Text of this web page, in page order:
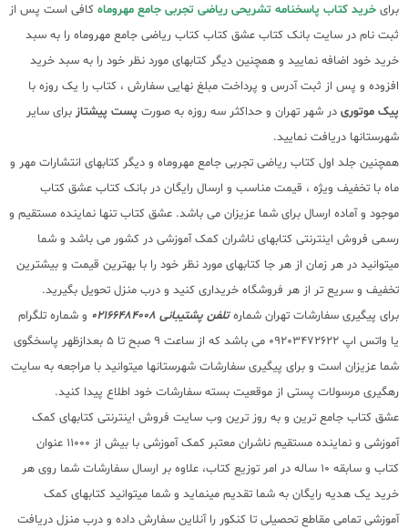
برای خرید کتاب پاسخنامه تشریحی ریاضی تجربی جامع مهروماه کافی است پس از
ثبت نام در سایت بانک کتاب عشق کتاب کتاب ریاضی جامع مهروماه را به سبد
خرید خود اضافه نمایید و همچنین دیگر کتابهای مورد نظر خود را به سبد خرید
افزوده و پس از ثبت آدرس و پرداخت مبلغ نهایی سفارش ، کتاب را یک روزه با
پیک موتوری در شهر تهران و حداکثر سه روزه به صورت پست پیشتاز برای سایر
شهرستانها دریافت نمایید.
همچنین جلد اول کتاب ریاضی تجربی جامع مهروماه و دیگر کتابهای انتشارات مهر و
ماه با تخفیف ویژه ، قیمت مناسب و ارسال رایگان در بانک کتاب عشق کتاب
موجود و آماده ارسال برای شما عزیزان می باشد. عشق کتاب تنها نماینده مستقیم و
رسمی فروش اینترنتی کتابهای ناشران کمک آموزشی در کشور می باشد و شما
میتوانید در هر زمان از هر جا کتابهای مورد نظر خود را با بهترین قیمت و بیشترین
تخفیف و سریع تر از هر فروشگاه خریداری کنید و درب منزل تحویل بگیرید.
برای پیگیری سفارشات تهران شمارهتلفن پشتیبانی 02166484008
و شماره تلگرام
یا واتس اپ 09203472622 می باشد که از ساعت 9 صبح تا 5 بعدازظهر پاسخگوی
شما عزیزان است و برای پیگیری سفارشات شهرستانها میتوانید با مراجعه به سایت
رهگیری مرسولات پستی از موقعیت بسته سفارشات خود اطلاع پیدا کنید.
عشق کتاب جامع ترین و به روز ترین وب سایت فروش اینترنتی کتابهای کمک
آموزشی و نماینده مستقیم ناشران معتبر کمک آموزشی با بیش از 11000 عنوان
کتاب و سابقه 10 ساله در امر توزیع کتاب، علاوه بر ارسال سفارشات شما روی هر
خرید یک هدیه رایگان به شما تقدیم مینماید و شما میتوانید کتابهای کمک
آموزشی تمامی مقاطع تحصیلی تا کنکور را آنلاین سفارش داده و درب منزل دریافت